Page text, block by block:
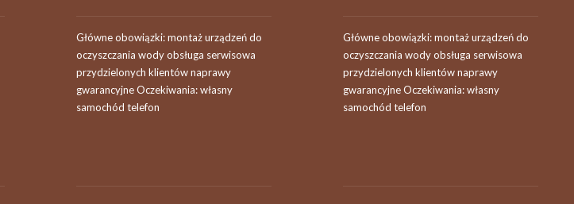
Główne obowiązki: montaż urządzeń do
oczyszczania wody obsługa serwisowa
przydzielonych klientów naprawy
gwarancyjne Oczekiwania: własny
samochód telefon
Główne obowiązki: montaż urządzeń do
oczyszczania wody obsługa serwisowa
przydzielonych klientów naprawy
gwarancyjne Oczekiwania: własny
samochód telefon